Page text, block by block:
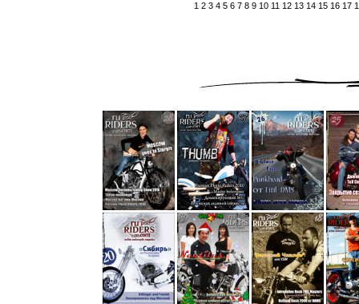
1 2 3 4 5 6 7 8 9 10 11 12 13 14 15 16 17